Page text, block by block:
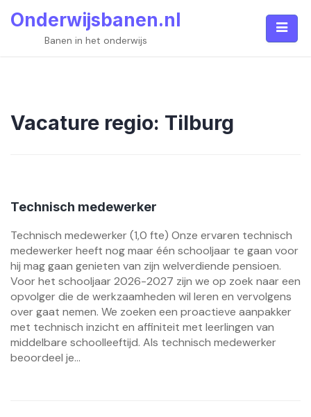
Onderwijsbanen.nl
Banen in het onderwijs
Vacature regio: Tilburg
Technisch medewerker
Technisch medewerker (1,0 fte) Onze ervaren technisch
medewerker heeft nog maar één schooljaar te gaan voor
hij mag gaan genieten van zijn welverdiende pensioen.
Voor het schooljaar 2026-2027 zijn we op zoek naar een
opvolger die de werkzaamheden wil leren en vervolgens
over gaat nemen. We zoeken een proactieve aanpakker
met technisch inzicht en affiniteit met leerlingen van
middelbare schoolleeftijd. Als technisch medewerker
beoordeel je...